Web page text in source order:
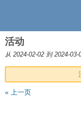
活动
从 2024-02-02 到 2024-03-
« 上一页